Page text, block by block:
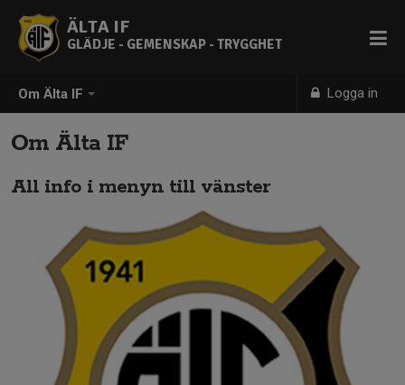
Om Älta IF Logga in
ÄLTA IF
GLÄDJE - GEMENSKAP - TRYGGHET
Om Älta IF
All info i menyn till vänster